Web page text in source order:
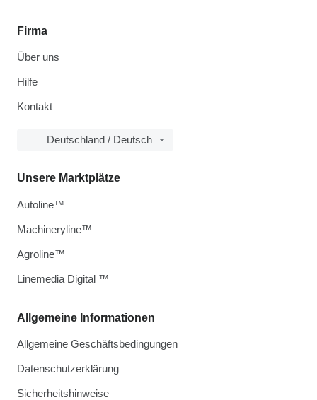
Firma
Über uns
Hilfe
Kontakt
Deutschland / Deutsch
Allgemeine Informationen
Allgemeine Geschäftsbedingungen
Datenschutzerklärung
Sicherheitshinweise
Unsere Marktplätze
Autoline™
Machineryline™
Agroline™
Linemedia Digital ™